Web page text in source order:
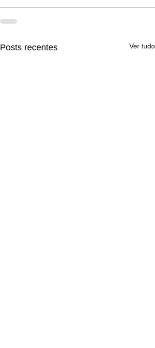
Posts recentes Ver tudo